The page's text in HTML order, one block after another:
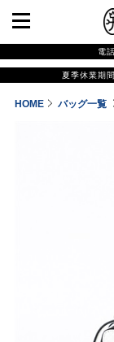
電
夏季休業期
HOME バッグ一覧